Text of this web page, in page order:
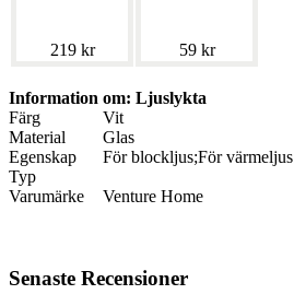
219 kr 59 kr
Information om: Ljuslykta
Färg
Vit
Material
Glas
Egenskap
För blockljus;För värmeljus
Typ
Varumärke
Venture Home
Senaste Recensioner